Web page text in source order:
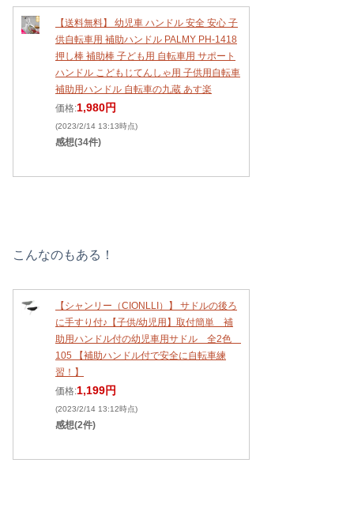
【送料無料】 幼児車 ハンドル 安全 安心 子
供自転車用 補助ハンドル PALMY PH-1418
押し棒 補助棒 子ども用 自転車用 サポート
ハンドル こどもじてんしゃ用 子供用自転車
補助用ハンドル 自転車の九蔵 あす楽
価格:1,980円
(2023/2/14 13:13時点)
感想(34件)
こんなのもある！
【シャンリー（CIONLLI）】 サドルの後ろ
に手すり付♪【子供/幼児用】取付簡単 補
助用ハンドル付の幼児車用サドル 全2色
105 【補助ハンドル付で安全に自転車練
習！】
価格:1,199円
(2023/2/14 13:12時点)
感想(2件)